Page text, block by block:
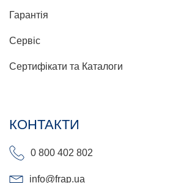
Гарантія
Сервіс
Сертифікати та Каталоги
КОНТАКТИ
0 800 402 802
info@frap.ua